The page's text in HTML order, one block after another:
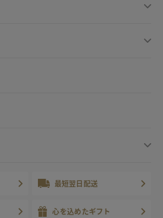
最短翌日配送
心を込めたギフト